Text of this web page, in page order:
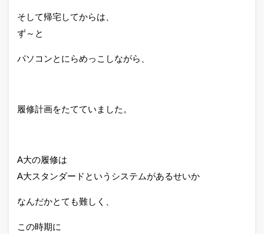
そして帰宅してからは、
ず～と
パソコンとにらめっこしながら、
履修計画をたてていました。
A大の履修は
A大スタンダードというシステムがあるせいか
なんだかとても難しく、
この時期に